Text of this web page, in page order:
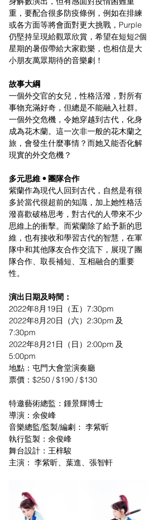
重，要配合很多防疫條例，例如在排練
或各方面等將會面對更大挑戰，Purple
仍堅持呈現給觀眾欣賞，希望在短短2個
星期的暑假帶給大家歡樂，也相信是大
小朋友萬眾期待的音樂劇！
故事大綱
一個外交官的女兒，性格活潑，對所有
事物充滿好奇，但總是不能融入社群。
一個外交危機，令她穿越到古代，化身
成為花木蘭。這一次非一般的花木蘭之
旅，會發生什麼事情？而她又能否化解
現實的外交危機？
多元思維 • 團隊合作
紫蘭作為現代人回到古代，自然是有很
多於當代很超前的知識，加上她性格活
潑喜歡破格思考，對古代的人帶來不少
思維上的衝擊。而紫蘭除了給予新的思
維，也有接收和學習古代的智慧，在軍
隊中和其他隊友合作交流下，展現了團
隊合作、取長補短、互相融合的重要
性。
演出日期及時間：
2022年8月19日（五）7:30pm
2022年8月20日（六）2:30pm 及
7:30pm
2022年8月21日（日）2:00pm 及
5:00pm
地點：屯門大會堂演奏廳
票價：$250 / $190 / $130
特邀藝術總監：鍾景輝博士
導演：余俊峰
音樂總監/監製/編劇： 李紫昕
執行監製：余俊峰
舞台設計：王梓駿
主演： 李紫昕、葉進、張智軒